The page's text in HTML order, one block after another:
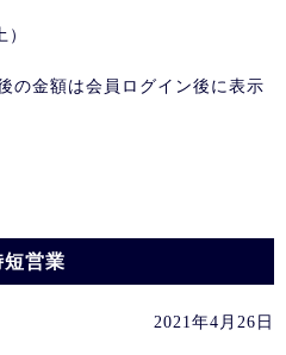
の金額は会員ログイン後に表示
営業
2021年4月26日